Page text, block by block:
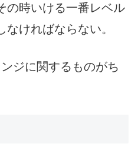
の時いける一番レベル
ければならない。
ジに関するものがち